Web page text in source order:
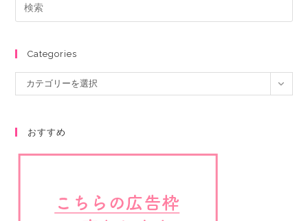
Categories
カテゴリーを選択
おすすめ